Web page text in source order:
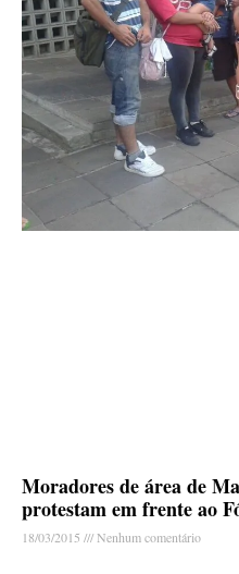
Moradores de área de
protestam em frente ao
18/03/2015 Nenhum comentário